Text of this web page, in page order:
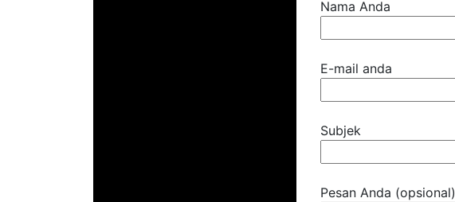
Nama Anda
E-mail anda
Subjek
Pesan Anda (opsional)